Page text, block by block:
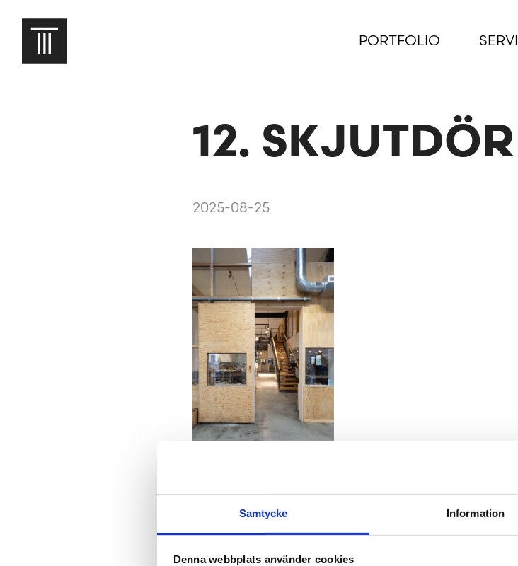
Samtycke Information
Denna webbplats använder cookies
PORTFOLIO
12.
2025-08-25
Sandböljan